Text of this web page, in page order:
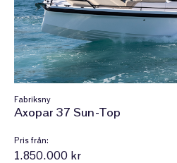
Fabriksny
Axopar 37 Sun-Top
Pris från:
1.850.000 kr